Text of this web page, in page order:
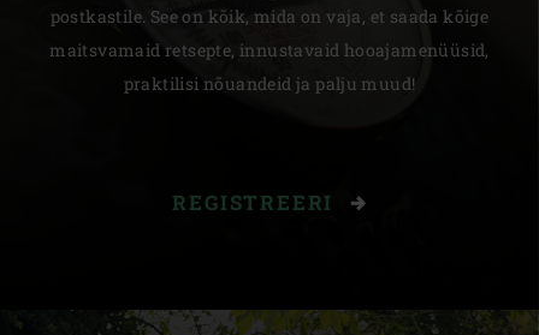
postkastile. See on kõik, mida on vaja, et saada kõige
maitsvamaid retsepte, innustavaid hooajamenüüsid,
praktilisi nõuandeid ja palju muud!
REGISTREERI